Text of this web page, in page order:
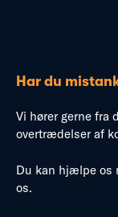
Har du
Vi hører gerne fra
overtrædelser af
Du kan hjælpe os
os.